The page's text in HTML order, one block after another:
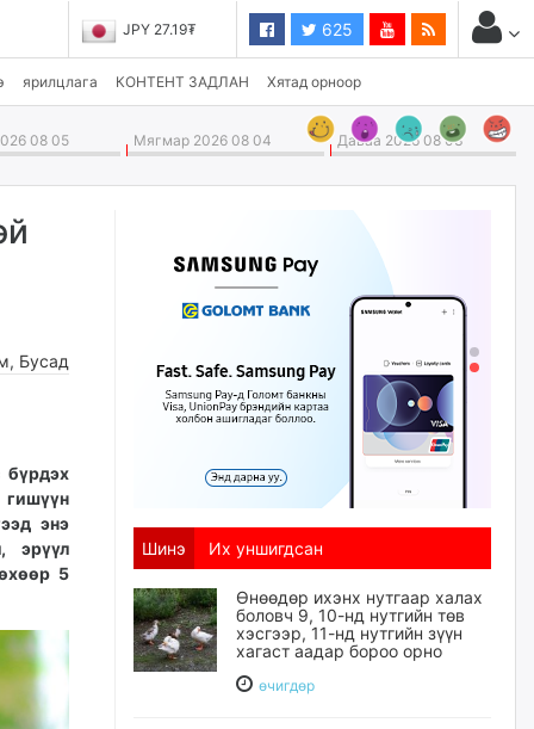
CHF 3,824.26₮ 625
ярилцлага КОНТЕНТ ЗАДЛАН Хятад орноор
08 05 Мягмар 2026 08 04 Даваа 2026 08 03
, Бусад
бүрдэх
энэ
эрүүл
5
Шинэ Их уншигдсан
Өнөөдөр ихэнх нутгаар халах
боловч 9, 10-нд нутгийн төв
хэсгээр, 11-нд нутгийн зүүн
хагаст аадар бороо орно
өчигдѳр